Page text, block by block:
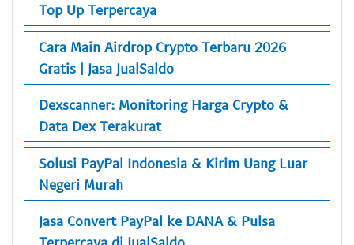
Top Up Terpercaya
Cara Main Airdrop Crypto Terbaru 2026
Gratis | Jasa JualSaldo
Dexscanner: Monitoring Harga Crypto &
Data Dex Terakurat
Solusi PayPal Indonesia & Kirim Uang Luar
Negeri Murah
Jasa Convert PayPal ke DANA & Pulsa